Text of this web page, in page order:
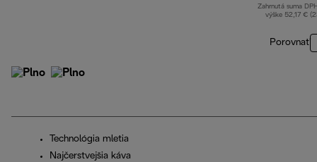
Zahrnutá suma
výške 52,17 €
Porovnať
Technológia mletia
Najčerstvejšia káva